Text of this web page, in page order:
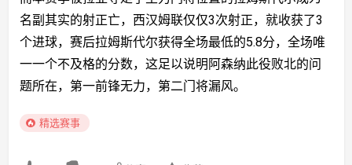
名副其实的射正亡，西汉姆联仅仅3次射正，就收获了3
个进球，赛后拉姆斯代尔获得全场最低的5.8分，全场唯
一一个不及格的分数，这足以说明阿森纳此役败北的问
题所在，第一前锋无力，第二门将漏风。
精选赛事